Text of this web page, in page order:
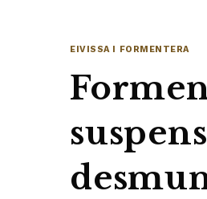
EIVISSA I FORMENTERA